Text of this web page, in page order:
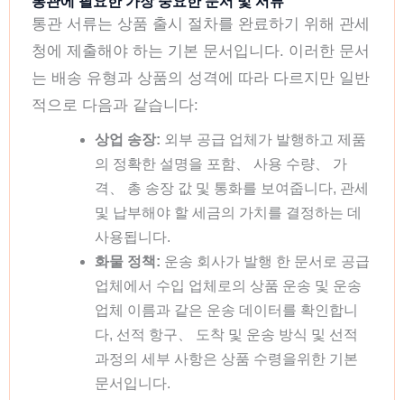
통관 서류는 상품 출시 절차를 완료하기 위해 관세
청에 제출해야 하는 기본 문서입니다. 이러한 문서
는 배송 유형과 상품의 성격에 따라 다르지만 일반
적으로 다음과 같습니다:
상업 송장: 외부 공급 업체가 발행하고 제품
의 정확한 설명을 포함、 사용 수량、 가
격、 총 송장 값 및 통화를 보여줍니다, 관세
및 납부해야 할 세금의 가치를 결정하는 데
사용됩니다.
화물 정책: 운송 회사가 발행 한 문서로 공급
업체에서 수입 업체로의 상품 운송 및 운송
업체 이름과 같은 운송 데이터를 확인합니
다, 선적 항구、 도착 및 운송 방식 및 선적
과정의 세부 사항은 상품 수령을위한 기본
문서입니다.